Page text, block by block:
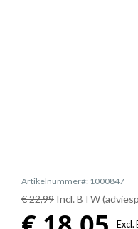
Artikelnummer#: 1000847
€ 22,99 Incl. BTW